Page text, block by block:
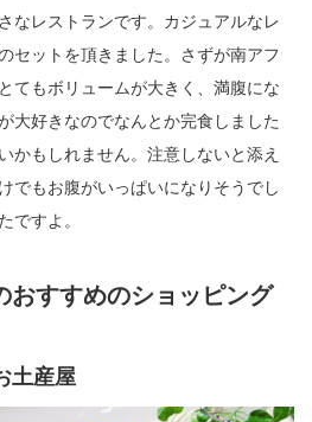
なレストランです。カジュアルなレ
セットを頂きました。さずが南アフ
てもボリュームが大きく、満腹にな
大好きなのでなんとか完食しました
かもしれません。注意しないと添え
でもお腹がいっぱいになりそうでし
ですよ。
おすすめのショッピング
土産屋